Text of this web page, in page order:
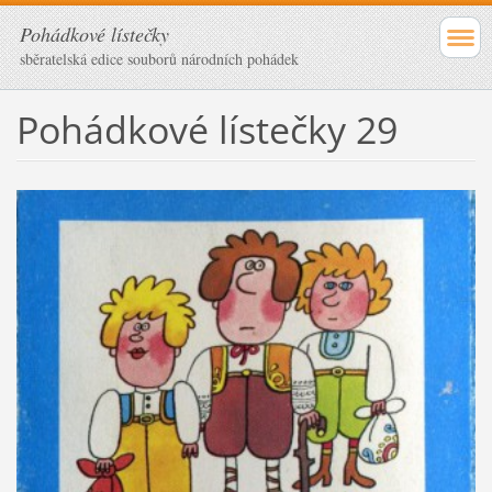
Pohádkové lístečky
sběratelská edice souborů národních pohádek
Pohádkové lístečky 29